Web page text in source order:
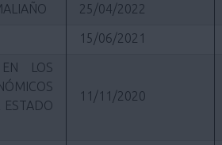
25/04/2022
15/06/2021
LOS
ESTADO
11/11/2020